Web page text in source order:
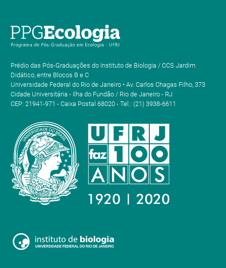
Prédio das Pós-Graduações do Instituto de Biologia / CCS Jardim
Didático, entre Blocos B e C
Universidade Federal do Rio de Janeiro • Av. Carlos Chagas Filho, 373
Cidade Universitária - Ilha do Fundão / Rio de Janeiro - RJ
CEP: 21941-971 - Caixa Postal 68020 - Tel.: (21) 3938-6611